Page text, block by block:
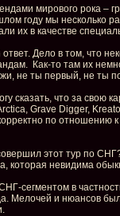
мирового рока –
году мы несколько
их в качестве
Дело в том, что
Как-то там их
не ты первый, не ты
сказать, что за свою
Grave Digger,
по
этот тур по
которая невидима
сегментом в
Мелочей и нюансов